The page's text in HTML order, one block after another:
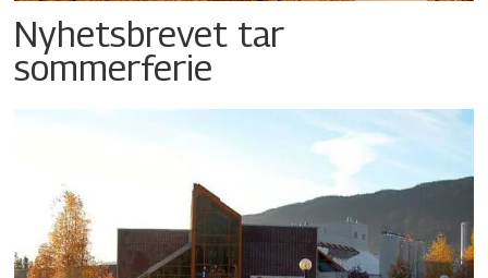
Nyhetsbrevet tar
sommerferie